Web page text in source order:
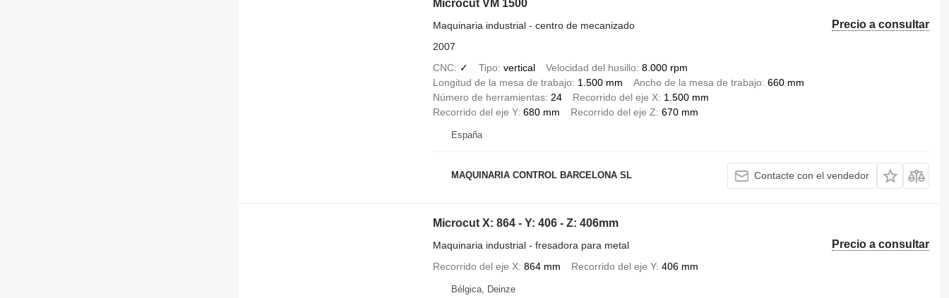
Microcut VM 1500
Precio a consultar
Maquinaria industrial - centro de mecanizado
2007
CNC
✓ Tipo vertical Velocidad del husillo 8.000 rpm
Longitud de la mesa de trabajo
1.500 mm Ancho de la mesa de trabajo 660 mm
Número de herramientas 24 Recorrido del eje X 1.500 mm
Recorrido del eje Y 680 mm Recorrido del eje Z 670 mm
España
MAQUINARIA CONTROL BARCELONA SL Contacte con el vendedor
Microcut X: 864 - Y: 406 - Z: 406mm
Precio a consultar
Maquinaria industrial - fresadora para metal
Recorrido del eje X 864 mm Recorrido del eje Y 406 mm
Bélgica, Deinze